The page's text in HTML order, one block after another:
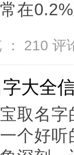
在
210 评
大全
取名
个好